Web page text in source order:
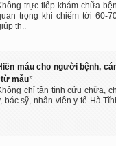
trực tiếp khám chữa
trọng khi chiếm tới 60-
th..
máu cho người bệnh,
mẫu”
chỉ tận tình cứu chữa,
bác sỹ, nhân viên y tế Hà